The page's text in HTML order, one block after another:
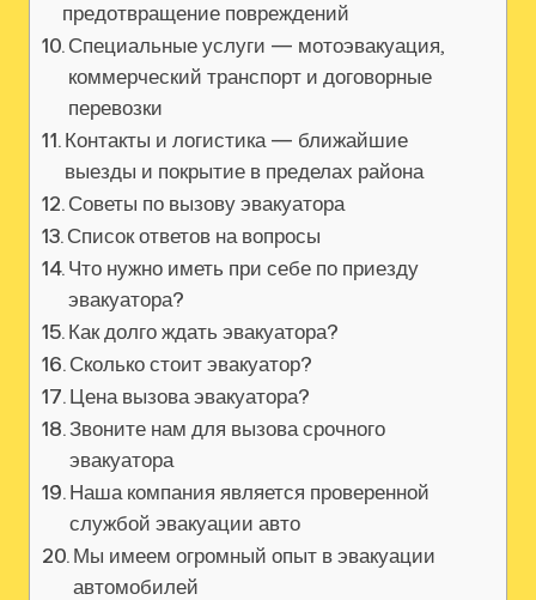
предотвращение повреждений
Специальные услуги — мотоэвакуация,
коммерческий транспорт и договорные
перевозки
Контакты и логистика — ближайшие
выезды и покрытие в пределах района
Советы по вызову эвакуатора
Список ответов на вопросы
Что нужно иметь при себе по приезду
эвакуатора?
Как долго ждать эвакуатора?
Сколько стоит эвакуатор?
Цена вызова эвакуатора?
Звоните нам для вызова срочного
эвакуатора
Наша компания является проверенной
службой эвакуации авто
Мы имеем огромный опыт в эвакуации
автомобилей